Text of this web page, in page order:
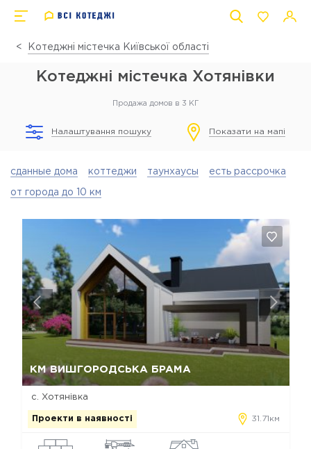
Котеджні містечка Київської області
Котеджні містечка Хотянівки
Продажа домов в 3 КГ
Налаштування пошуку Показати на мапі
сданные дома коттеджи таунхаусы есть рассрочка
от города до 10 км
КМ ВИШГОРОДСЬКА БРАМА
с. Хотянівка
Проекти в наявності 31.71км
Відміна